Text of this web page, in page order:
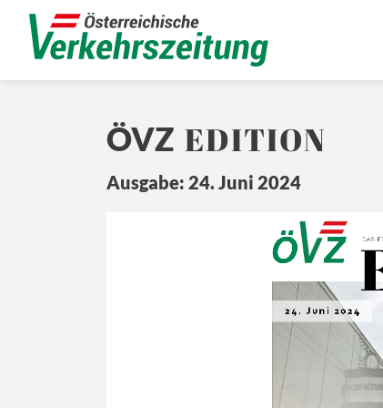
ÖVZ EDITION
Ausgabe: 24. Juni 2024
Z
Ö
24. Juni 2024
DAS